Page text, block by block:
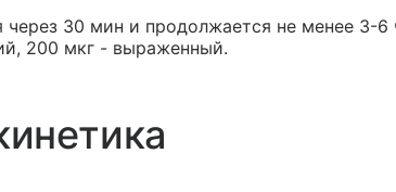
через 30 мин и продолжается не менее 3-
200 мкг - выраженный.